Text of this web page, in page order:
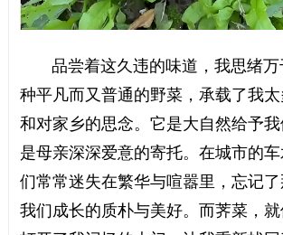
品尝着这久违的味道，我思绪万
种平凡而又普通的野菜，承载了我
和对家乡的思念。它是大自然给予
是母亲深深爱意的寄托。在城市的
们常常迷失在繁华与喧嚣里，忘记
我们成长的质朴与美好。而荠菜，就